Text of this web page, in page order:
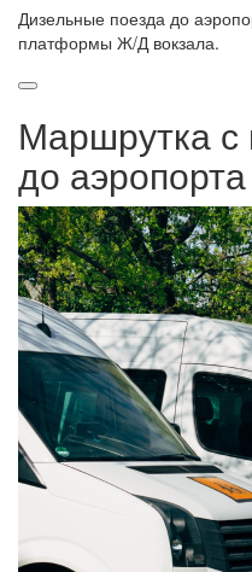
Дизельные поезда до
платформы Ж/Д вокзала.
Маршрутка с
до аэропорта